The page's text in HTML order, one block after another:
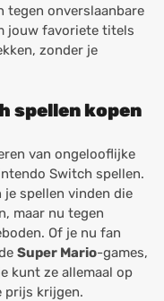
tegen onverslaanbare
jouw favoriete titels
zonder je
spellen kopen
van ongelooflijke
Switch spellen.
spellen vinden die
maar nu tegen
Of je nu fan
Super Mario-games,
kunt ze allemaal op
prijs krijgen.